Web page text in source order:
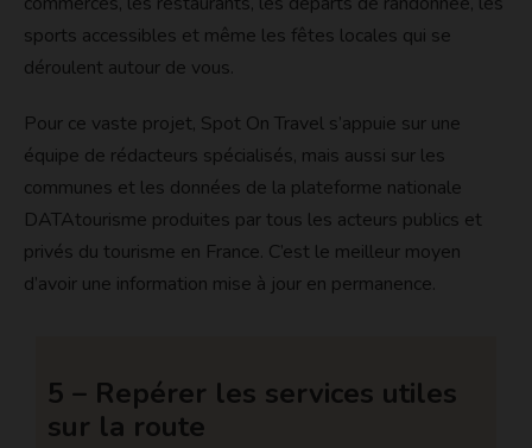
sports accessibles et même les fêtes locales qui se
déroulent autour de vous.
Pour ce vaste projet, Spot On Travel s’appuie sur une
équipe de rédacteurs spécialisés, mais aussi sur les
communes et les données de la plateforme nationale
DATAtourisme produites par tous les acteurs publics et
privés du tourisme en France. C’est le meilleur moyen
d’avoir une information mise à jour en permanence.
5 – Repérer les services utiles
sur la route